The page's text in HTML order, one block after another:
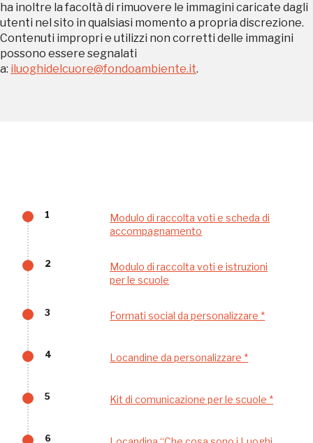
ha inoltre la facoltà di rimuovere le immagini caricate dagli
utenti nel sito in qualsiasi momento a propria discrezione.
Contenuti impropri e utilizzi non corretti delle immagini
possono essere segnalati
a: iluoghidelcuore@fondoambiente.it.
1
Modulo di raccolta voti e scheda di
accompagnamento
2
Modulo di raccolta voti e istruzioni
per le scuole
3 Formati social da personalizzare *
4 Locandine da personalizzare *
5 Kit di comunicazione per le scuole *
6
ISCRIVITI AL FAI
Scopri tutte le opportunità riservate agli iscritti
Tutto questo non